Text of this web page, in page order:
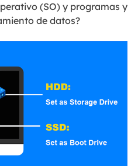
(SO) y programas y
de datos?